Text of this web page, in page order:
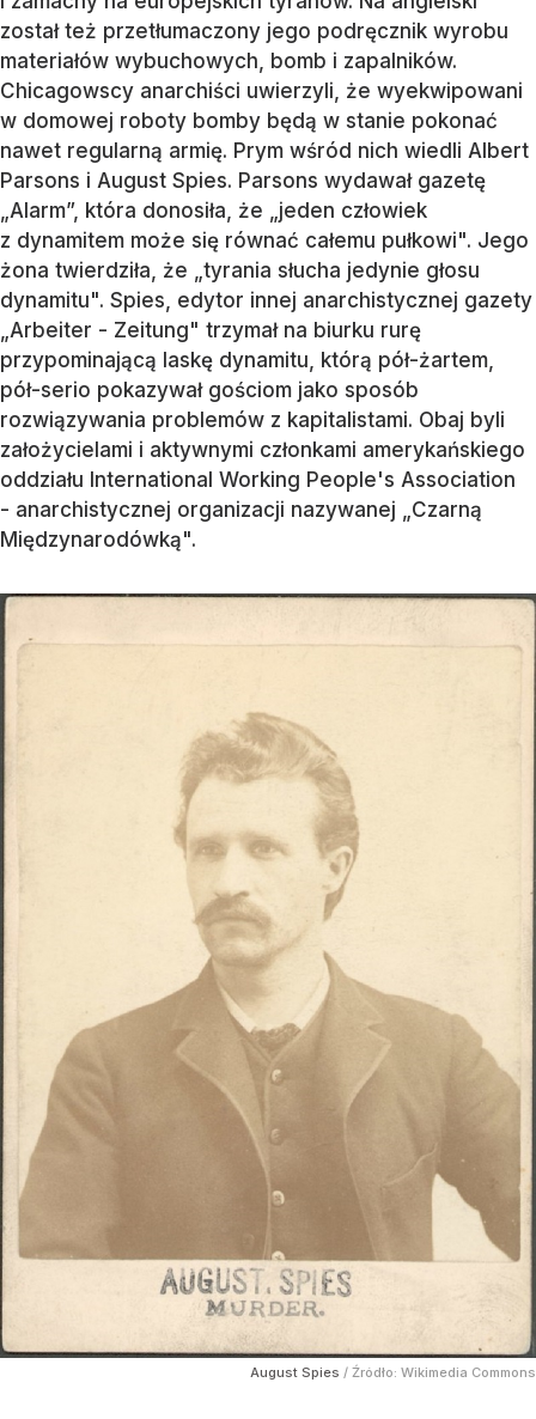
został też przetłumaczony jego podręcznik wyrobu
materiałów wybuchowych, bomb i zapalników.
Chicagowscy anarchiści uwierzyli, że wyekwipowani
w domowej roboty bomby będą w stanie pokonać
nawet regularną armię. Prym wśród nich wiedli Albert
Parsons i August Spies. Parsons wydawał gazetę
„Alarm”, która donosiła, że „jeden człowiek
z dynamitem może się równać całemu pułkowi". Jego
żona twierdziła, że „tyrania słucha jedynie głosu
dynamitu". Spies, edytor innej anarchistycznej gazety
„Arbeiter - Zeitung" trzymał na biurku rurę
przypominającą laskę dynamitu, którą pół-żartem,
pół-serio pokazywał gościom jako sposób
rozwiązywania problemów z kapitalistami. Obaj byli
założycielami i aktywnymi członkami amerykańskiego
oddziału International Working People's Association
- anarchistycznej organizacji nazywanej „Czarną
Międzynarodówką".
August Spies / Źródło: Wikimedia Commons